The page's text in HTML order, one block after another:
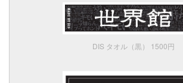
DIS タオル（黒） 1500円